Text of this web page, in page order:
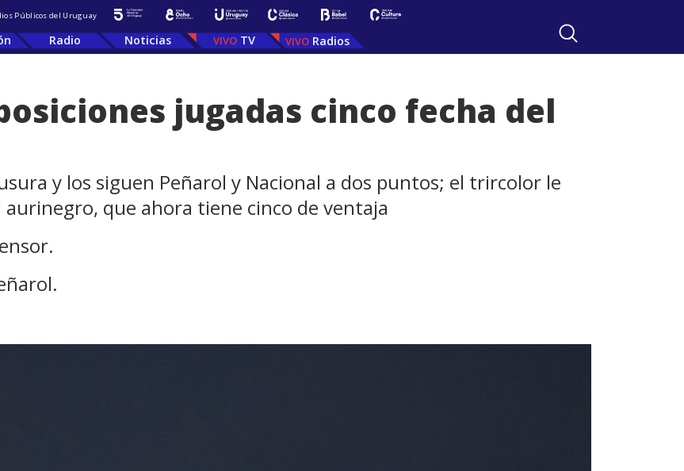
Públicos del Uruguay
Radio Noticias TV Radios
jugadas cinco fecha del
y los siguen Peñarol y Nacional a dos puntos; el trircolor le
que ahora tiene cinco de ventaja